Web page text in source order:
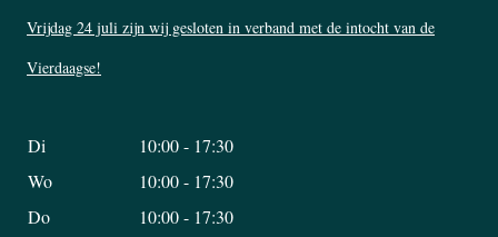
Vrijdag 24 juli zijn wij gesloten in verband met de intocht van de
Vierdaagse!
Di
10:00 - 17:30
Wo
10:00 - 17:30
Do
10:00 - 17:30